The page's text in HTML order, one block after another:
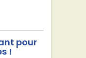
pour
!